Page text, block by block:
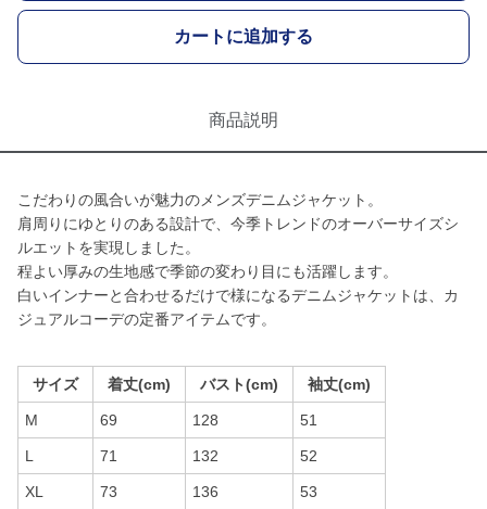
カートに追加する
商品説明
こだわりの風合いが魅力のメンズデニムジャケット。
肩周りにゆとりのある設計で、今季トレンドのオーバーサイズシ
ルエットを実現しました。
程よい厚みの生地感で季節の変わり目にも活躍します。
白いインナーと合わせるだけで様になるデニムジャケットは、カ
ジュアルコーデの定番アイテムです。
サイズ 着丈(cm) バスト(cm) 袖丈(cm)
M 69 128 51
L 71 132 52
XL 73 136 53